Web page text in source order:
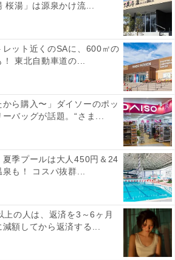
荘」の口コミは？
荘」には、以下のような口コミが寄
桜湯」は源泉かけ流...
レット近くのSAに、600㎡の
東北自動車道の...
から購入〜」ダイソーのポッ
バッグが話題。“さま...
夏季プールは大人450円＆24
も！ コスパ抜群...
上の人は、返済を3～6ヶ月
額してから返済する...